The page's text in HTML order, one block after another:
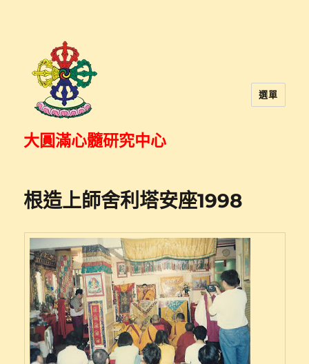
大圓滿心髓研究中心
選單
根造上師舍利塔安座1998